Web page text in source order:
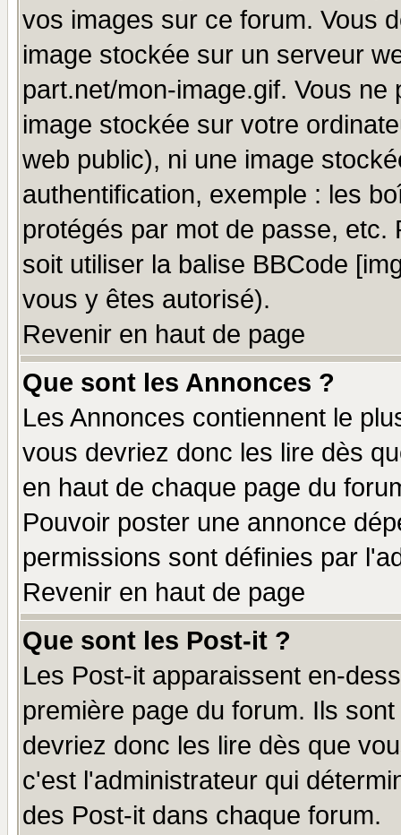
vos images sur ce forum. Vous
image stockée sur un serveur
part.net/mon-image.gif. Vous
image stockée sur votre
web public), ni une image
authentification, exemple : les
protégés par mot de passe,
soit utiliser la balise BBCode
vous y êtes autorisé).
Revenir en haut de page
Que sont les Annonces ?
Les Annonces contiennent le
vous devriez donc les lire dès
en haut de chaque page du
Pouvoir poster une annonce
permissions sont définies par
Revenir en haut de page
Que sont les Post-it ?
Les Post-it apparaissent en-
première page du forum. Ils
devriez donc les lire dès que
c'est l'administrateur qui
des Post-it dans chaque forum.